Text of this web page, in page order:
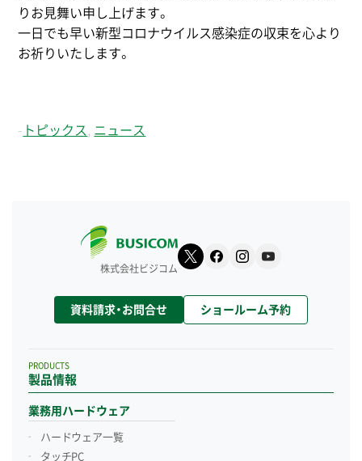
りお見舞い申し上げます。
一日でも早い新型コロナウイルス感染症の収束を心より
お祈りいたします。
- トピックス ニュース
株式会社ビジコム
資料請求・お問合せ ショールーム予約
製品情報
PRODUCTS
業務用ハードウェア
ハードウェア一覧
タッチPC